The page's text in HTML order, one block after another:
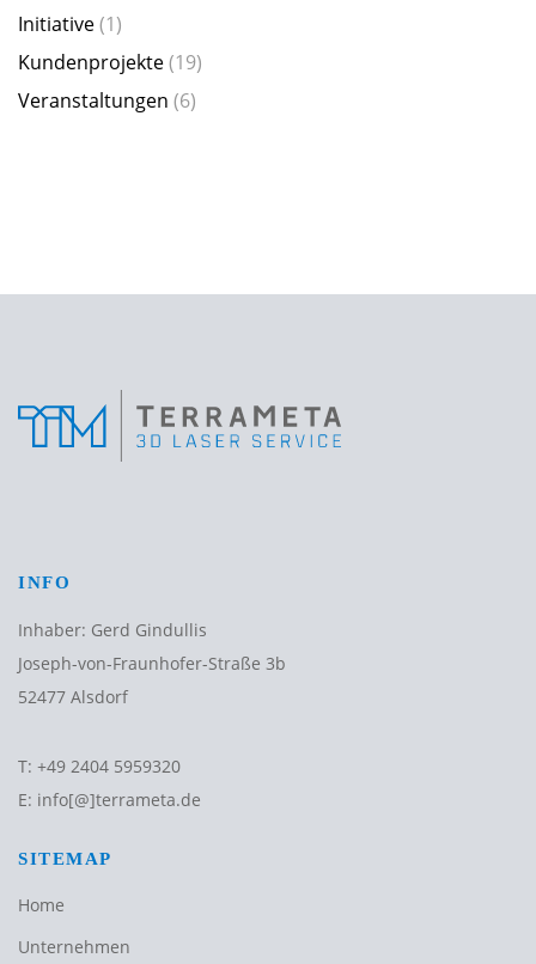
Initiative(1)
Kundenprojekte(19)
Veranstaltungen (6)
INFO
Inhaber: Gerd Gindullis
Joseph-von-Fraunhofer-Straße 3b
52477 Alsdorf
T: +49 2404 5959320
E: info[@]terrameta.de
SITEMAP
Home
Unternehmen